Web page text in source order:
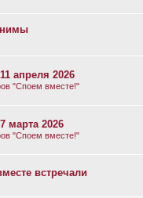
апреля 2026
"Споем вместе!"
марта 2026
"Споем вместе!"
встречали